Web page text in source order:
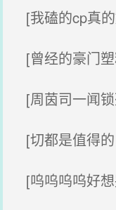
[我磕的cp真
[曾经的豪门塑
[周茵司一闻
[切都是值得
[呜呜呜呜好